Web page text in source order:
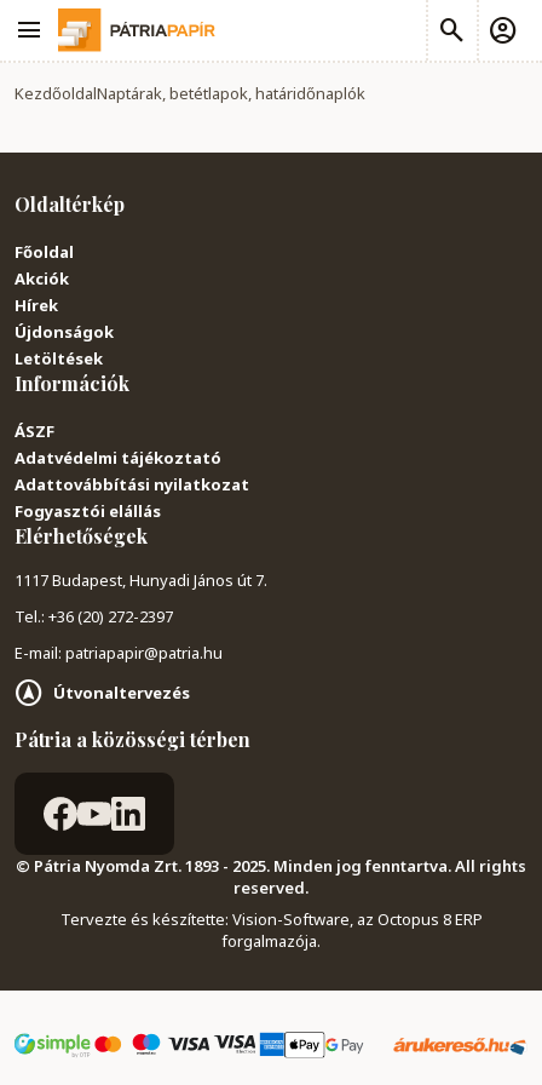
KezdőoldalNaptárak, betétlapok, határidőnaplók
Oldaltérkép
Főoldal
Akciók
Hírek
Újdonságok
Letöltések
Információk
ÁSZF
Adatvédelmi tájékoztató
Adattovábbítási nyilatkozat
Fogyasztói elállás
Elérhetőségek
1117 Budapest, Hunyadi János út 7.
Tel.: +36 (20) 272-2397
E-mail: patriapapir@patria.hu
Útvonaltervezés
Pátria a közösségi térben
© Pátria Nyomda Zrt. 1893 - 2025. Minden jog fenntartva. All rights
reserved.
Tervezte és készítette: Vision-Software, az Octopus 8 ERP
forgalmazója.